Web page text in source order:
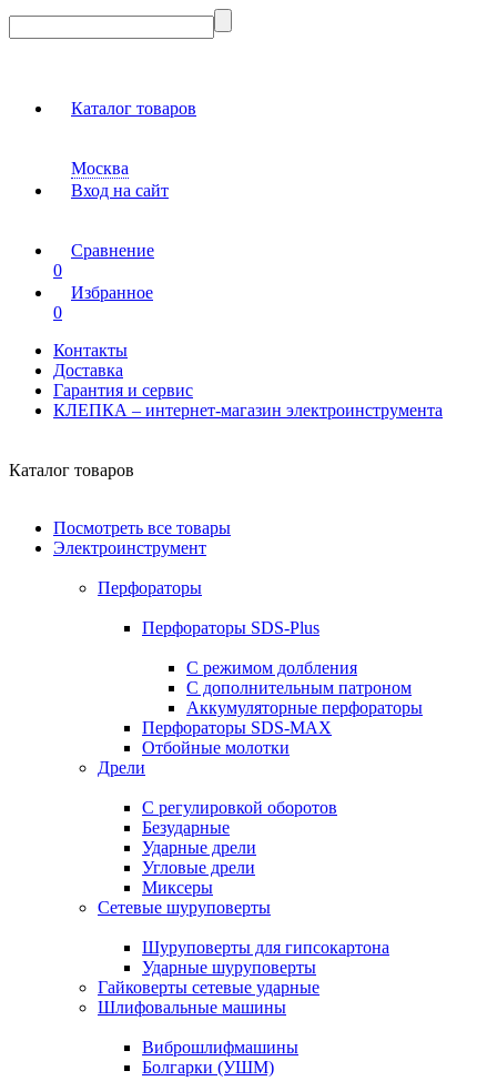
Каталог товаров
Москва
Вход на сайт
Сравнение
0
Избранное
0
Контакты
Доставка
Гарантия и сервис
КЛЕПКА – интернет-магазин электроинструмента
Каталог товаров
Посмотреть все товары
Электроинструмент
Перфораторы
Перфораторы SDS-Plus
С режимом долбления
С дополнительным патроном
Аккумуляторные перфораторы
Перфораторы SDS-MAX
Отбойные молотки
Дрели
С регулировкой оборотов
Безударные
Ударные дрели
Угловые дрели
Миксеры
Сетевые шуруповерты
Шуруповерты для гипсокартона
Ударные шуруповерты
Гайковерты сетевые ударные
Шлифовальные машины
Виброшлифмашины
Болгарки (УШМ)